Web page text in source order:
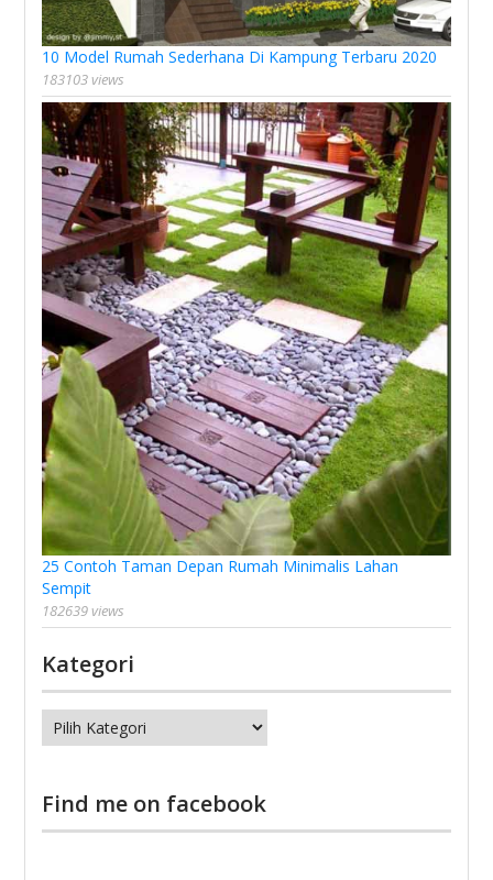
10 Model Rumah Sederhana Di Kampung Terbaru 2020
183103 views
25 Contoh Taman Depan Rumah Minimalis Lahan
Sempit
182639 views
Kategori
Kategori
Find me on facebook